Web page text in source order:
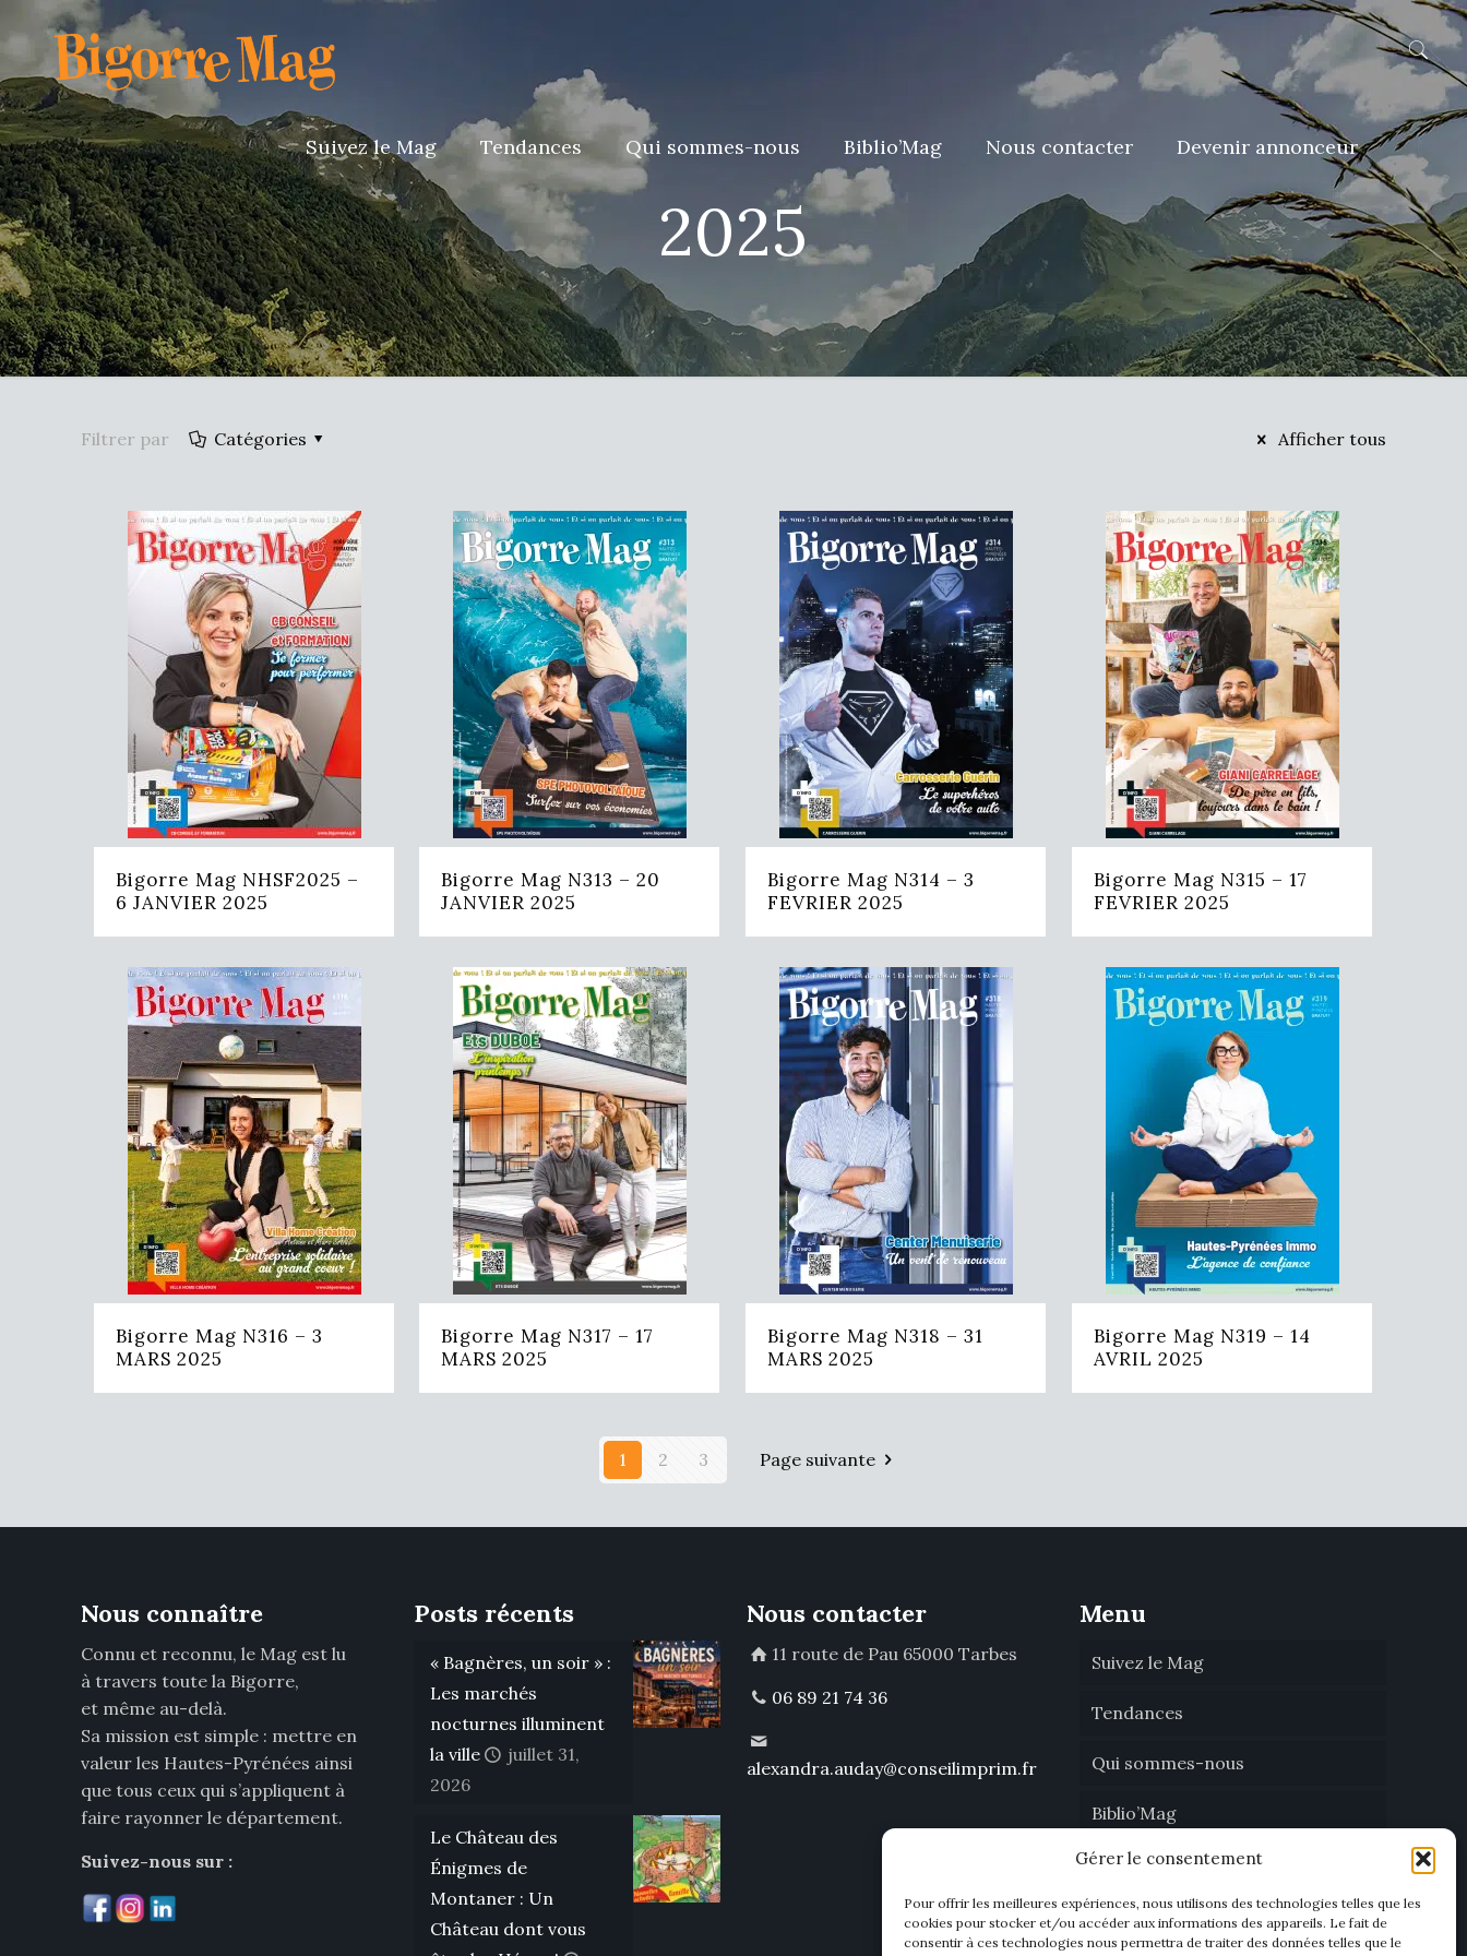
Gérer le consentement
Pour offrir les meilleures expériences, nous utilisons des technologies telles que les
cookies pour stocker et/ou accéder aux informations des appareils. Le fait de
consentir à ces technologies nous permettra de traiter des données telles que le
Suivez le Mag Tendances Qui sommes-nous Biblio’Mag Nous contacter Devenir annonceur
2025
Filtrer par Catégories Afficher tous
Bigorre Mag NHSF2025 –
6 JANVIER 2025
Bigorre Mag N313 – 20
JANVIER 2025
Bigorre Mag N314 – 3
FEVRIER 2025
Bigorre Mag N315 – 17
FEVRIER 2025
Bigorre Mag N316 – 3
MARS 2025
Bigorre Mag N317 – 17
MARS 2025
Bigorre Mag N318 – 31
MARS 2025
Bigorre Mag N319 – 14
AVRIL 2025
1 2 3 Page suivante
Nous connaître
Connu et reconnu, le Mag est lu
à travers toute la Bigorre,
et même au-delà.
Sa mission est simple : mettre en
valeur les Hautes-Pyrénées ainsi
que tous ceux qui s’appliquent à
faire rayonner le département.
Suivez-nous sur :
Posts récents
« Bagnères, un soir » :
Les marchés
nocturnes illuminent
la ville
juillet 31,
2026
Le Château des
Énigmes de
Montaner : Un
Château dont vous
Nous contacter
11 route de Pau 65000 Tarbes
06 89 21 74 36
alexandra.auday@conseilimprim.fr
Menu
Suivez le Mag
Tendances
Qui sommes-nous
Biblio’Mag
Nous contacter
Devenir annonceur